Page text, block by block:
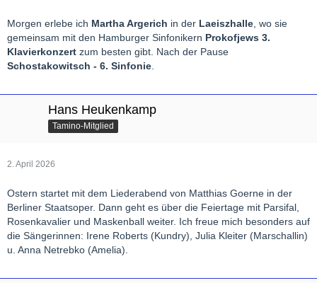
Morgen erlebe ich Martha Argerich in der Laeiszhalle , wo sie
gemeinsam mit den Hamburger Sinfonikern Prokofjews 3.
Klavierkonzert zum besten gibt. Nach der Pause
Schostakowitsch - 6. Sinfonie
Hans Heukenkamp
Tamino-Mitglied
2. April 2026
Ostern startet mit dem Liederabend von Matthias Goerne in der
Berliner Staatsoper. Dann geht es über die Feiertage mit Parsifal,
Rosenkavalier und Maskenball weiter. Ich freue mich besonders auf
die Sängerinnen: Irene Roberts (Kundry), Julia Kleiter (Marschallin)
u. Anna Netrebko (Amelia).